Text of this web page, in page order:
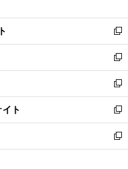
開
く
ウ
で
開
く
ン
ド
ウ
で
開
く
ウ
ィ
ン
ド
ウ
で
開
く
新
し
い
ウ
ィ
ン
ド
ウ
で
開
新
し
い
ウ
ィ
ン
ド
ウ
新
し
い
ウ
ィ
ン
ト
新
し
い
ウ
新
し